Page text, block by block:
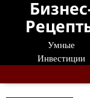
Перейти
содержанию
Умные
Инвестиции